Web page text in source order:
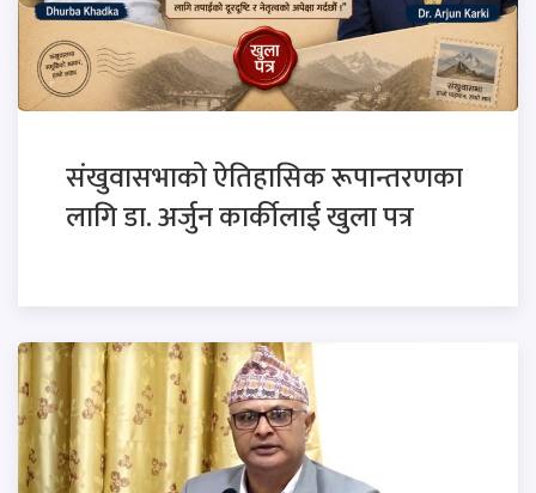
संखुवासभाको ऐतिहासिक रूपान्तरणका
लागि डा. अर्जुन कार्कीलाई खुला पत्र